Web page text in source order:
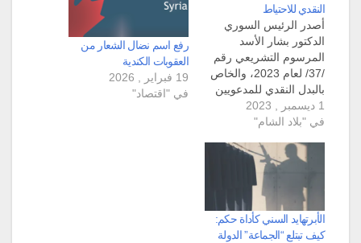
النقدي للاحتياط
أصدر الرئيس السوري
الدكتور بشار الأسد
المرسوم التشريعي رقم
/37/ لعام 2023، والخاص
بالبدل النقدي للمدعويين
إلى الخدمة الاحتياطية
العسكرية. ويجيز
/37/ لمن يرغب من
المكلفين المدعوين إلى
الخدمة الاحتياطية الذين
بلغوا (سن الأربعين من
عمرهم) ولم يلتحقوا بعد،
دفعَ بدل نقدي كبديل عن
1 ديسمبر , 2023
في "بلاد الشام"
رفع اسم نضال الشعار من
العقوبات الكندية
19 فبراير , 2026
في "اقتصاد"
الأبرتهايد السني كأداة حكم:
كيف تبتلع “الجماعة” الدولة